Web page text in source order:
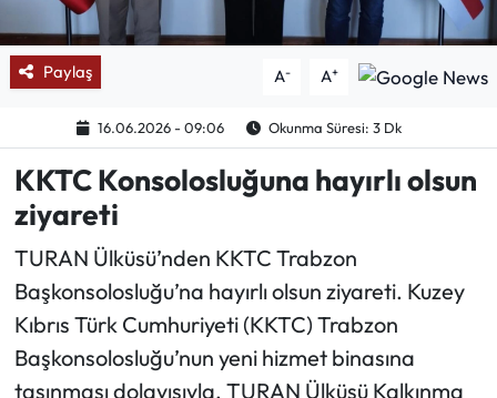
Paylaş A- A+
16.06.2026 - 09:06 Okunma Süresi: 3 Dk
KKTC Konsolosluğuna hayırlı olsun
ziyareti
TURAN Ülküsü’nden KKTC Trabzon
Başkonsolosluğu’na hayırlı olsun ziyareti. Kuzey
Kıbrıs Türk Cumhuriyeti (KKTC) Trabzon
Başkonsolosluğu’nun yeni hizmet binasına
taşınması dolayısıyla, TURAN Ülküsü Kalkınma
Spor Yazıları
Sağlık
Turizm
Teknoloji